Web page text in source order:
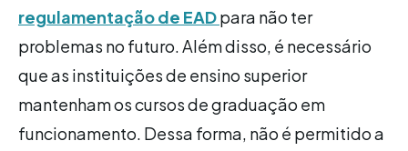
regulamentação de EADpara não ter
problemas no futuro. Além disso, é necessário
que as instituições de ensino superior
mantenham os cursos de graduação em
funcionamento. Dessa forma, não é permitido a